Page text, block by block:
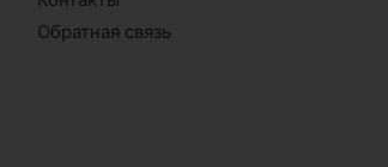
Обратная связь